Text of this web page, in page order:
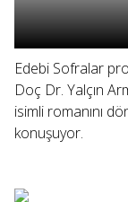
Edebi Sofralar
Doç Dr. Yalçın
isimli romanını
konuşuyor.